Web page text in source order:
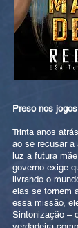
Preso nos
Trinta anos
ao se recusar a
luz a futura
governo exige
livrando o
elas se tornem
essa missão,
Sintonização –